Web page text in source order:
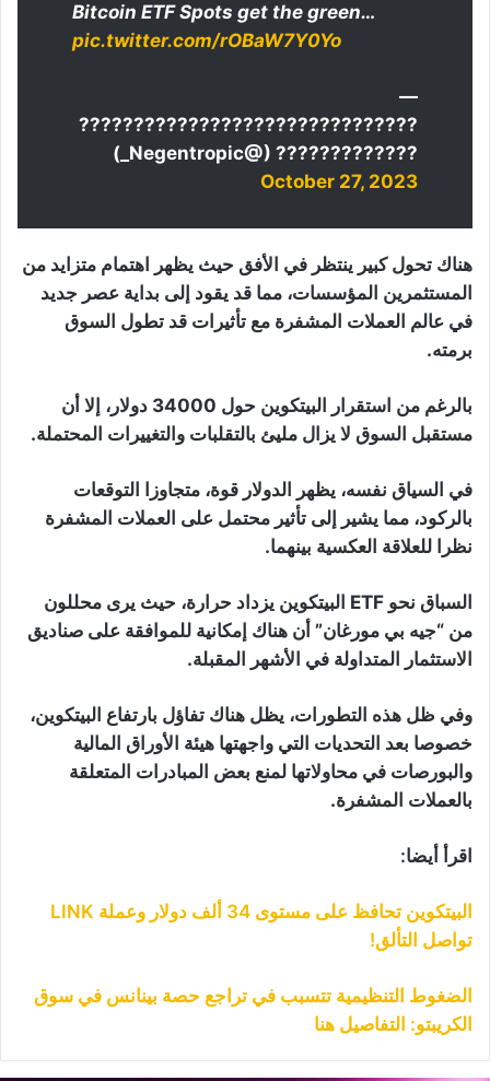
Bitcoin ETF Spots get the green…
pic.twitter.com/rOBaW7Y0Yo
—
???????????????????????????????
????????????? (@Negentropic_)
October 27, 2023
هناك تحول كبير ينتظر في الأفق حيث يظهر اهتمام متزايد من
المستثمرين المؤسسات، مما قد يقود إلى بداية عصر جديد
في عالم العملات المشفرة مع تأثيرات قد تطول السوق
برمته.
بالرغم من استقرار البيتكوين حول 34000 دولار، إلا أن
مستقبل السوق لا يزال مليئ بالتقلبات والتغييرات المحتملة.
في السياق نفسه، يظهر الدولار قوة، متجاوزا التوقعات
بالركود، مما يشير إلى تأثير محتمل على العملات المشفرة
نظرا للعلاقة العكسية بينهما.
السباق نحو ETF البيتكوين يزداد حرارة، حيث يرى محللون
من “جيه بي مورغان” أن هناك إمكانية للموافقة على صناديق
الاستثمار المتداولة في الأشهر المقبلة.
وفي ظل هذه التطورات، يظل هناك تفاؤل بارتفاع البيتكوين،
خصوصا بعد التحديات التي واجهتها هيئة الأوراق المالية
والبورصات في محاولاتها لمنع بعض المبادرات المتعلقة
بالعملات المشفرة.
اقرأ أيضا:
البيتكوين تحافظ على مستوى 34 ألف دولار وعملة LINK
تواصل التألق!
الضغوط التنظيمية تتسبب في تراجع حصة بينانس في سوق
الكريبتو: التفاصيل هنا